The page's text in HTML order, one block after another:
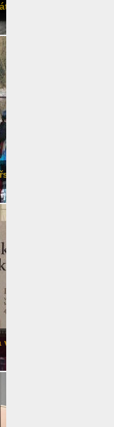
přehlídka cír...
kurs 7. třídy
Vlastivědném ...